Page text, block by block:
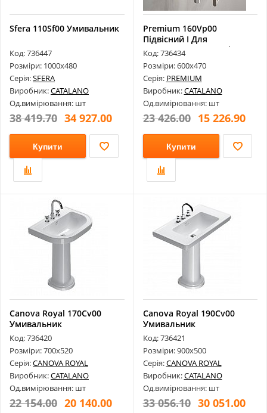
Sfera 110Sf00 Умивальник
Код: 736447
Розміри: 1000х480
Серія:SFERA
Виробник:CATALANO
Од.вимірювання: шт
38 419.70 34 927.00
Купити
Premium 160Vp00
Підвісний І Для
Встановлення На Стіл...
Код: 736434
Розміри: 600х470
Серія: PREMIUM
Виробник:CATALANO
Од.вимірювання: шт
23 426.00 15 226.90
Купити
Canova Royal 170Cv00
Умивальник
Код: 736420
Розміри: 700х520
Серія:CANOVA ROYAL
Виробник:CATALANO
Од.вимірювання: шт
22 154.00 20 140.00
Canova Royal 190Cv00
Умивальник
Код: 736421
Розміри: 900х500
Серія:CANOVA ROYAL
Виробник:CATALANO
Од.вимірювання: шт
33 056.10 30 051.00